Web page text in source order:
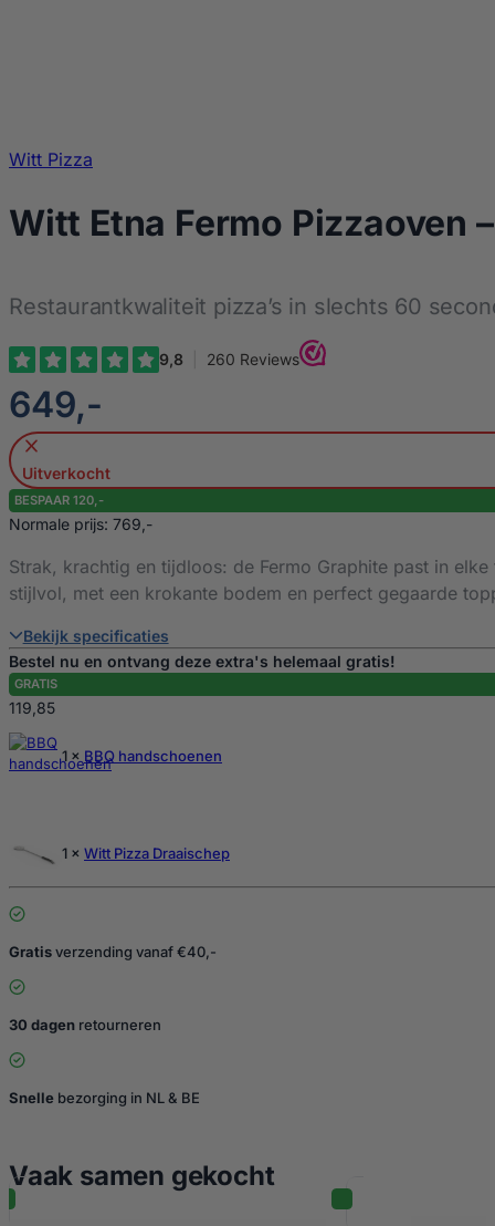
Witt Pizza
Witt Etna Fermo Pizzaoven
Restaurantkwaliteit pizza’s in slechts 60
€
649,-
Uitverkocht
BESPAAR 120,-
Normale prijs: 769,-
Strak, krachtig en tijdloos: de Fermo Graphite past in
stijlvol, met een krokante bodem en perfect gegaarde
Bekijk specificaties
Bestel nu en ontvang deze extra's helemaal gratis!
GRATIS
119,85
1 × BBQ handschoenen
1 × Witt Pizza Draaischep
Gratisverzending vanaf €40,-
30 dagen retourneren
Snelle bezorging in NL & BE
Vaak samen gekocht